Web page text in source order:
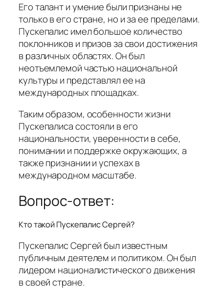
Его талант и умение были признаны не
только в его стране, но и за ее пределами.
Пускепалис имел большое количество
поклонников и призов за свои достижения
в различных областях. Он был
неотъемлемой частью национальной
культуры и представлял ее на
международных площадках.
Таким образом, особенности жизни
Пускепалиса состояли в его
национальности, уверенности в себе,
понимании и поддержке окружающих, а
также признании и успехах в
международном масштабе.
Вопрос-ответ:
Кто такой Пускепалис Сергей?
Пускепалис Сергей был известным
публичным деятелем и политиком. Он был
лидером националистического движения
в своей стране.